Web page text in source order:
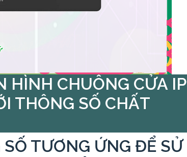
HÌNH CHUÔNG CỬA IP
THÔNG SỐ CHẤT
TƯƠNG ỨNG ĐỂ SỬ